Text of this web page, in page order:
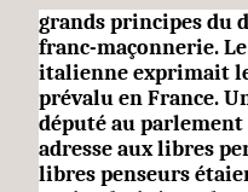
grands principes du
franc-maçonnerie.
italienne exprimait
prévalu en France.
député au
adresse aux libres
libres penseurs